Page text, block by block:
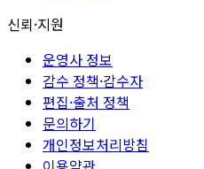
신뢰·지원
운영사 정보
감수 정책·감수자
편집·출처 정책
문의하기
개인정보처리방침